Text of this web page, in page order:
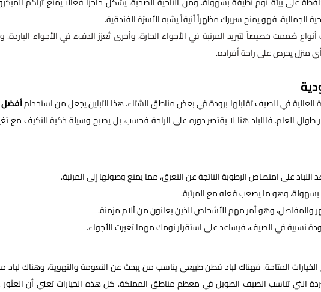
فهو يمنح سريرك مظهراً أنيقاً يشبه الأسرّة الفندقية.
صُممت خصيصاً لتبريد المرتبة في الأجواء الحارة، وأخرى تُعزز الدفء في الأجواء الباردة.
منزل يحرص على راحة أفراده.
العالية في الصيف تقابلها برودة في بعض مناطق الشتاء. هذا التباين يجعل من استخدامأفضل
العام. فاللباد هنا لا يقتصر دوره على الراحة فحسب، بل يصبح وسيلة ذكية للتكيف مع
اللباد على امتصاص الرطوبة الناتجة عن التعرق، مما يمنع وصولها إلى المرتبة.
بسهولة، وهو ما يصعب فعله مع المرتبة.
والمفاصل، وهو أمر مهم للأشخاص الذين يعانون من آلام مزمنة.
نسبية في الصيف، فيساعد على استقرار نومك مهما تغيرت الأجواء.
المتاحة. فهناك لباد قطن طبيعي يناسب من يبحث عن النعومة والتهوية، وهناك لباد
التي تناسب الصيف الطويل في معظم مناطق المملكة. كل هذه الخيارات تعني أن